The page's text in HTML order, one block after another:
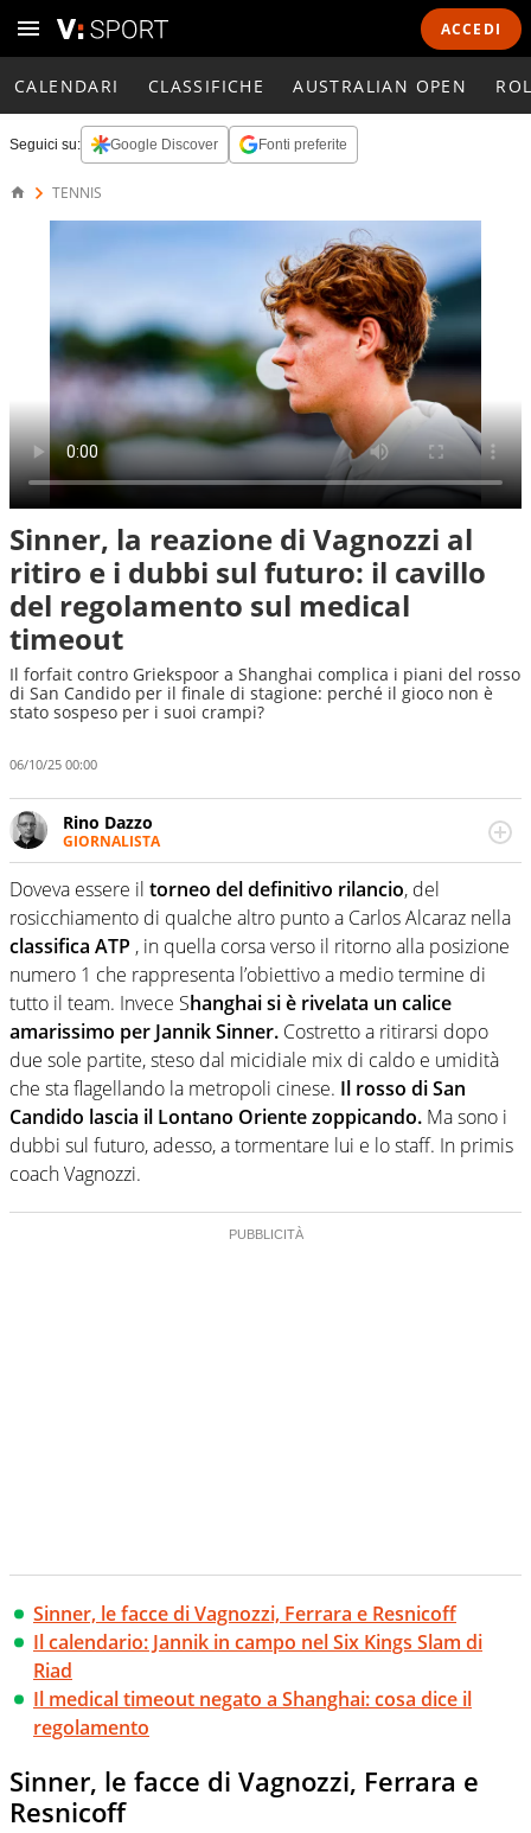
ACCEDI
CALENDARI CLASSIFICHE AUSTRALIAN OPEN
Seguici su: Google Discover Fonti preferite
TENNIS
Sinner, la reazione di Vagnozzi al
ritiro e i dubbi sul futuro: il cavillo
del regolamento sul medical
timeout
Il forfait contro Griekspoor a Shanghai complica i piani del rosso
di San Candido per il finale di stagione: perché il gioco non è
stato sospeso per i suoi crampi?
06/10/25 00:00
Rino Dazzo
GIORNALISTA
Se mai ci fosse modo di traslare il glossario del calcio in
una nicchia di esperti, lui ne farebbe parte. Non si perde
una svista arbitrale né gli umori social del mondo delle
curve
Doveva essere il torneo del definitivo rilancio, del
rosicchiamento di qualche altro punto a Carlos Alcaraz nella
classifica ATP , in quella corsa verso il ritorno alla posizione
numero 1 che rappresenta l’obiettivo a medio termine di
tutto il team. Invece Shanghai si è rivelata un calice
amarissimo per Jannik Sinner. Costretto a ritirarsi dopo
due sole partite, steso dal micidiale mix di caldo e umidità
che sta flagellando la metropoli cinese. Il rosso di San
Candido lascia il Lontano Oriente zoppicando. Ma sono i
dubbi sul futuro, adesso, a tormentare lui e lo staff. In primis
coach Vagnozzi.
Sinner, le facce di Vagnozzi, Ferrara e Resnicoff
Il calendario: Jannik in campo nel Six Kings Slam di
Riad
Il medical timeout negato a Shanghai: cosa dice il
regolamento
Sinner, le facce di Vagnozzi, Ferrara e
Resnicoff